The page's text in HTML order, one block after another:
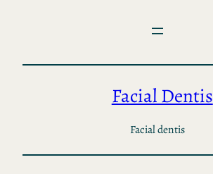
Facial Dentis
Facial dentis